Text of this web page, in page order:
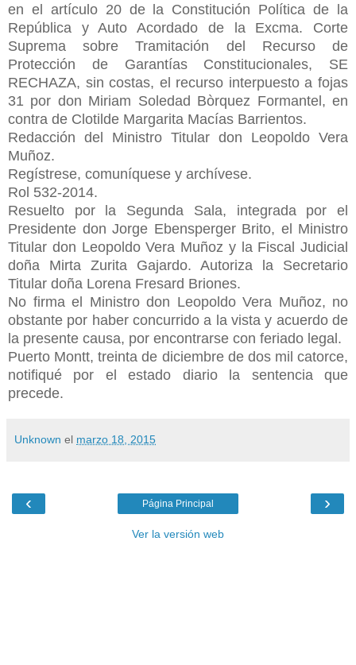
en el artículo 20 de la Constitución Política de la
República y Auto Acordado de la Excma. Corte
Suprema sobre Tramitación del Recurso de
Protección de Garantías Constitucionales, SE
RECHAZA, sin costas, el recurso interpuesto a fojas
31 por don Miriam Soledad Bòrquez Formantel, en
contra de Clotilde Margarita Macías Barrientos.
Redacción del Ministro Titular don Leopoldo Vera
Muñoz.
Regístrese, comuníquese y archívese.
Rol 532-2014.
Resuelto por la Segunda Sala, integrada por el
Presidente don Jorge Ebensperger Brito, el Ministro
Titular don Leopoldo Vera Muñoz y la Fiscal Judicial
doña Mirta Zurita Gajardo. Autoriza la Secretario
Titular doña Lorena Fresard Briones.
No firma el Ministro don Leopoldo Vera Muñoz, no
obstante por haber concurrido a la vista y acuerdo de
la presente causa, por encontrarse con feriado legal.
Puerto Montt, treinta de diciembre de dos mil catorce,
notifiqué por el estado diario la sentencia que
precede.
Unknown el marzo 18, 2015
‹ ›
Página Principal
Ver la versión web